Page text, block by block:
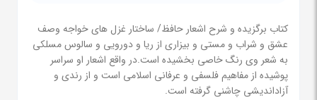
کتاب برگزیده و شرح اشعار حافظ/ ساختار غزل های خواجه وصف
عشق و شراب و مستی و بیزاری از ریا و دورویی و سالوس مسلکی
به شعر وی رنگ خاصی بخشیده است.در واقع اشعار او سراسر
پوشیده از مفاهیم فلسفی و عرفانی اسلامی است و از رندی و
آزاداندیشی چاشنی گرفته است.